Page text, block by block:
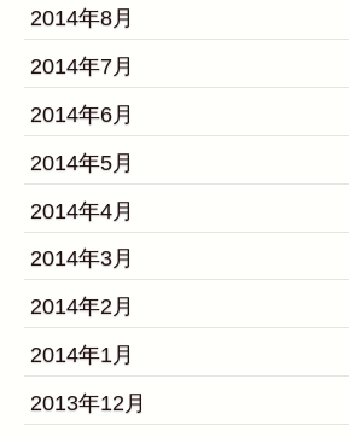
2014年8月
2014年7月
2014年6月
2014年5月
2014年4月
2014年3月
2014年2月
2014年1月
2013年12月